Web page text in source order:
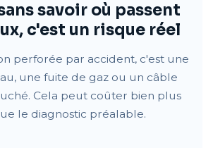
savoir où passent
c'est un risque réel
perforée par accident, c'est une
une fuite de gaz ou un câble
Cela peut coûter bien plus
le diagnostic préalable.